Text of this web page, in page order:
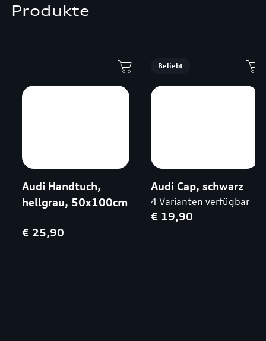
Produkte
Audi Handtuch,
hellgrau, 50x100cm
€ 25,90
Beliebt
Audi Cap, schwarz
4 Varianten verfügbar
€ 19,90